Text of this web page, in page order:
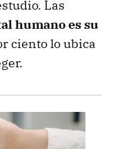
Las
humano es su
ciento lo ubica